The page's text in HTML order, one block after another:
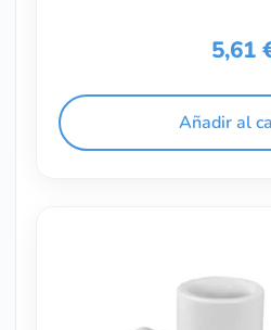
5,61
Añadir al